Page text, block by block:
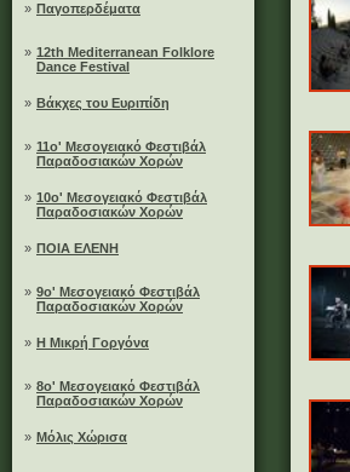
» Παγοπερδέματα
» 12th Mediterranean Folklore
Dance Festival
» Βάκχες του Ευριπίδη
» 11ο' Μεσογειακό Φεστιβάλ
Παραδοσιακών Χορών
» 10ο' Μεσογειακό Φεστιβάλ
Παραδοσιακών Χορών
» ΠΟΙΑ ΕΛΕΝΗ
» 9ο' Μεσογειακό Φεστιβάλ
Παραδοσιακών Χορών
» Η Μικρή Γοργόνα
» 8ο' Μεσογειακό Φεστιβάλ
Παραδοσιακών Χορών
» Μόλις Χώρισα